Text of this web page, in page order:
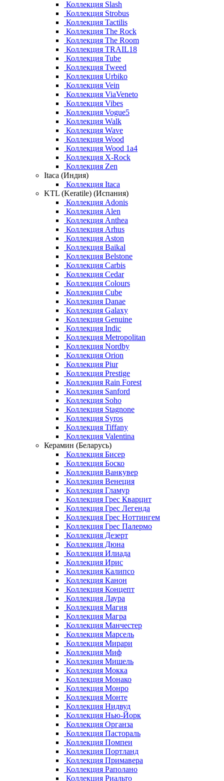
Коллекция Slash
Коллекция Strobus
Коллекция Tactilis
Коллекция The Rock
Коллекция The Room
Коллекция TRAIL18
Коллекция Tube
Коллекция Tweed
Коллекция Urbiko
Коллекция Vein
Коллекция ViaVeneto
Коллекция Vibes
Коллекция Vogue5
Коллекция Walk
Коллекция Wave
Коллекция Wood
Коллекция Wood 1a4
Коллекция X-Rock
Коллекция Zen
Itaca (Индия)
Коллекция Itaca
KTL (Keratile) (Испания)
Коллекция Adonis
Коллекция Alen
Коллекция Anthea
Коллекция Arhus
Коллекция Aston
Коллекция Baikal
Коллекция Belstone
Коллекция Carbis
Коллекция Cedar
Коллекция Colours
Коллекция Cube
Коллекция Danae
Коллекция Galaxy
Коллекция Genuine
Коллекция Indic
Коллекция Metropolitan
Коллекция Nordby
Коллекция Orion
Коллекция Piur
Коллекция Prestige
Коллекция Rain Forest
Коллекция Sanford
Коллекция Soho
Коллекция Stagnone
Коллекция Syros
Коллекция Tiffany
Коллекция Valentina
Керамин (Беларусь)
Коллекция Бисер
Коллекция Боско
Коллекция Ванкувер
Коллекция Венеция
Коллекция Гламур
Коллекция Грес Кварцит
Коллекция Грес Легенда
Коллекция Грес Ноттингем
Коллекция Грес Палермо
Коллекция Дезерт
Коллекция Дюна
Коллекция Илиада
Коллекция Ирис
Коллекция Калипсо
Коллекция Канон
Коллекция Концепт
Коллекция Лаура
Коллекция Магия
Коллекция Магра
Коллекция Манчестер
Коллекция Марсель
Коллекция Мирари
Коллекция Миф
Коллекция Мишель
Коллекция Мокка
Коллекция Монако
Коллекция Монро
Коллекция Монте
Коллекция Нидвуд
Коллекция Нью-Йорк
Коллекция Органза
Коллекция Пастораль
Коллекция Помпеи
Коллекция Портланд
Коллекция Примавера
Коллекция Раполано
Коллекция Риальто